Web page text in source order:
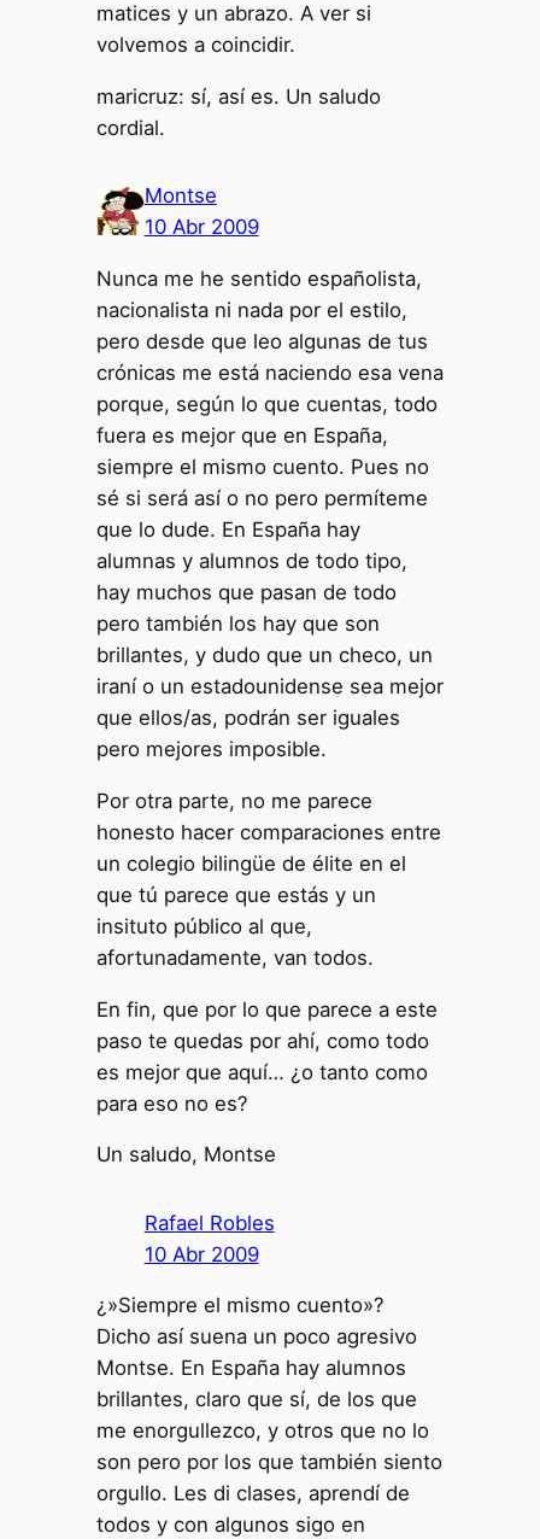
matices y un abrazo. A ver si
volvemos a coincidir.
maricruz: sí, así es. Un saludo
cordial.
Montse
10 Abr 2009
Nunca me he sentido españolista,
nacionalista ni nada por el estilo,
pero desde que leo algunas de tus
crónicas me está naciendo esa vena
porque, según lo que cuentas, todo
fuera es mejor que en España,
siempre el mismo cuento. Pues no
sé si será así o no pero permíteme
que lo dude. En España hay
alumnas y alumnos de todo tipo,
hay muchos que pasan de todo
pero también los hay que son
brillantes, y dudo que un checo, un
iraní o un estadounidense sea mejor
que ellos/as, podrán ser iguales
pero mejores imposible.
Por otra parte, no me parece
honesto hacer comparaciones entre
un colegio bilingüe de élite en el
que tú parece que estás y un
insituto público al que,
afortunadamente, van todos.
En fin, que por lo que parece a este
paso te quedas por ahí, como todo
es mejor que aquí… ¿o tanto como
para eso no es?
Un saludo, Montse
Rafael Robles
10 Abr 2009
¿»Siempre el mismo cuento»?
Dicho así suena un poco agresivo
Montse. En España hay alumnos
brillantes, claro que sí, de los que
me enorgullezco, y otros que no lo
son pero por los que también siento
orgullo. Les di clases, aprendí de
todos y con algunos sigo en